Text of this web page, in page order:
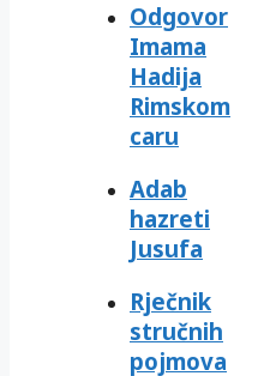
Odgovor
Imama
Hadija
Rimskom
caru
Adab
hazreti
Jusufa
Rječnik
stručnih
pojmova